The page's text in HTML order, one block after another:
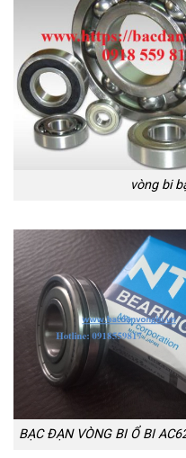
vòng bi
BẠC ĐẠN VÒNG BI Ổ BI